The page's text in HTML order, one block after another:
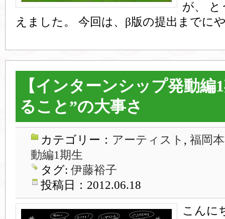
が、 と
えました。 今回は、β版の提出までに
【インターンシップ発動編
ること”の大事さ
カテゴリー： アーティスト , 福岡
動編1期生
タグ: 伊藤裕子
投稿日：2012.06.18
こんに